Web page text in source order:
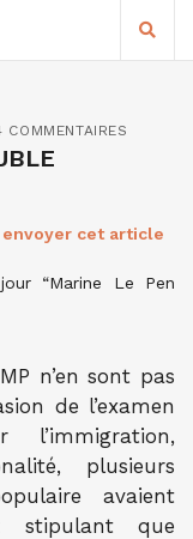
COMMENTAIRES
cet article
“Marine Le Pen
n’en sont pas
de l’examen
plusieurs
avaient
stipulant que